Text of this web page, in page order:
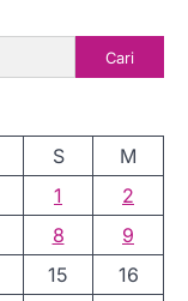
Cari
S
M
1
2
8
9
15
16